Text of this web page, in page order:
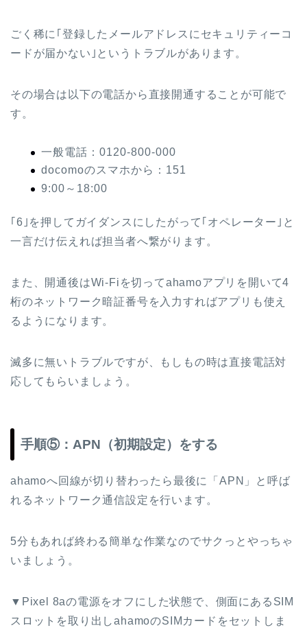
ごく稀に｢登録したメールアドレスにセキュリティーコ
ードが届かない｣というトラブルがあります。
その場合は以下の電話から直接開通することが可能で
す。
一般電話：0120-800-000
docomoのスマホから：151
9:00～18:00
｢6｣を押してガイダンスにしたがって｢オペレーター｣と
一言だけ伝えれば担当者へ繋がります。
また、開通後はWi-Fiを切ってahamoアプリを開いて4
桁のネットワーク暗証番号を入力すればアプリも使え
るようになります。
滅多に無いトラブルですが、もしもの時は直接電話対
応してもらいましょう。
手順⑤：APN（初期設定）をする
ahamoへ回線が切り替わったら最後に「APN」と呼ば
れるネットワーク通信設定を行います。
5分もあれば終わる簡単な作業なのでサクっとやっちゃ
いましょう。
▼Pixel 8aの電源をオフにした状態で、側面にあるSIM
スロットを取り出しahamoのSIMカードをセットしま